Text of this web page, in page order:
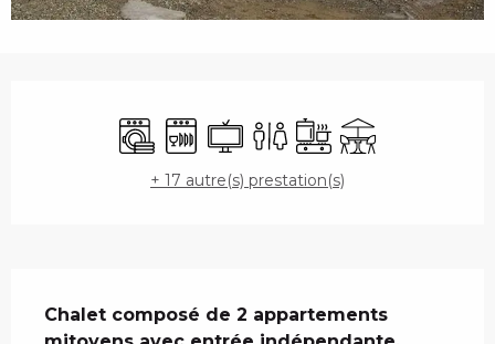
Lave lingeLave vaisselle
TélévisionToilettesPlaque de cuisson
Terrasse
+ 17 autre(s) prestation(s)
Chalet composé de 2 appartements